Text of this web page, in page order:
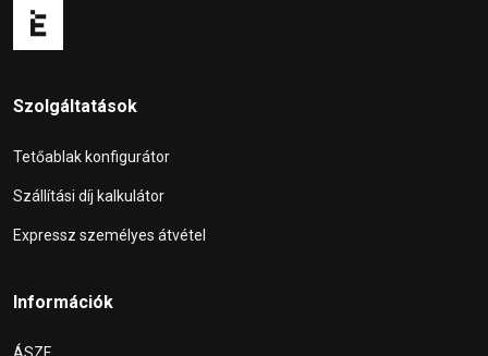
Szolgáltatások
Tetőablak konfigurátor
Szállítási díj kalkulátor
Expressz személyes átvétel
Információk